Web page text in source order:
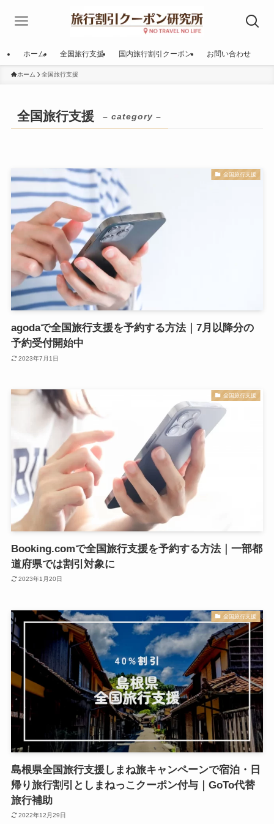
ホーム 全国旅行支援 国内旅行割引クーポン お問い合わせ
ホーム 全国旅行支援
全国旅行支援 – category –
全国旅行支援
agodaで全国旅行支援を予約する方法｜7月以降分の
予約受付開始中
2023年7月1日
全国旅行支援
Booking.comで全国旅行支援を予約する方法｜一部都
道府県では割引対象に
2023年1月20日
全国旅行支援
島根県全国旅行支援しまね旅キャンペーンで宿泊・日
帰り旅行割引としまねっこクーポン付与｜GoTo代替
旅行補助
2022年12月29日